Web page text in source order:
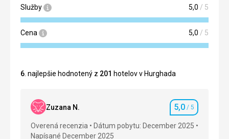
Služby 5,0 / 5
Cena 5,0 / 5
6 . najlepšie hodnotený z 201 hotelov v Hurghada
Zuzana N. Hodnotenie
5,0 / 5
Overená recenzia
Dátum pobytu: December 2025
Napísané December 2025